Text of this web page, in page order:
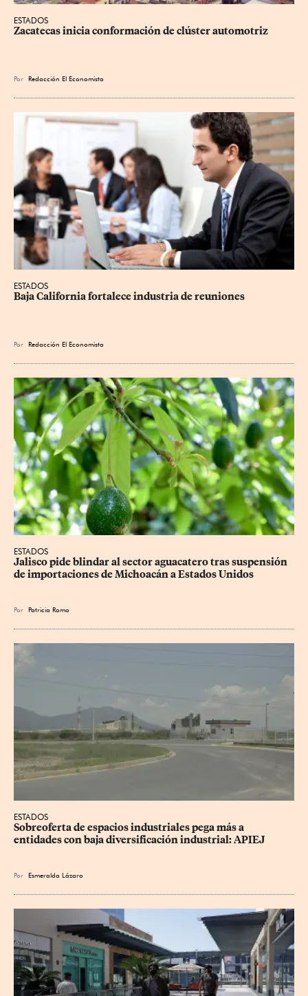
ESTADOS
Zacatecas inicia conformación de clúster automotriz
Por Redacción El Economista
ESTADOS
Baja California fortalece industria de reuniones
Por Redacción El Economista
ESTADOS
Jalisco pide blindar al sector aguacatero tras suspensión
de importaciones de Michoacán a Estados Unidos
Por Patricia Romo
ESTADOS
Sobreoferta de espacios industriales pega más a
entidades con baja diversificación industrial: APIEJ
Por Esmeralda Lázaro